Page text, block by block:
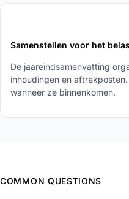
Samenstellen voor het
De jaareindsamenvatting
inhoudingen en
wanneer ze binnenkomen.
COMMON QUESTIONS